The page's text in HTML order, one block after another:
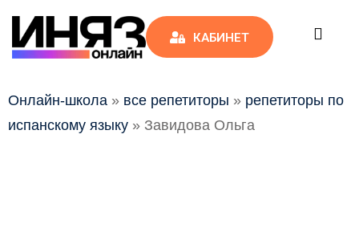
КАБИНЕТ
Онлайн-школа » все репетиторы » репетиторы по
испанскому языку » Завидова Ольга